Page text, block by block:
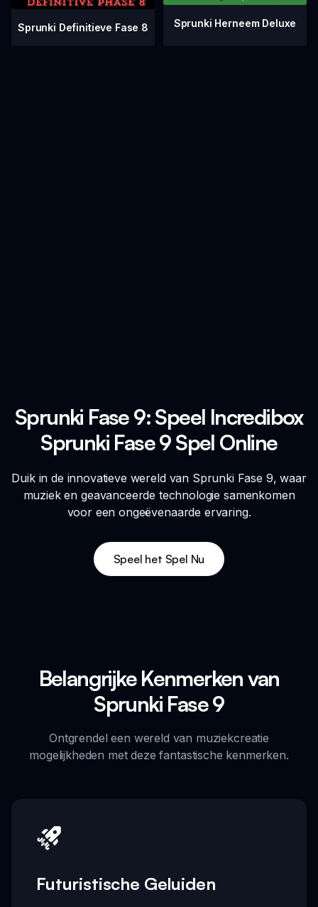
Sprunki Definitieve Fase 8 Sprunki Herneem Deluxe
Sprunki Fase 9: Speel Incredibox
Sprunki Fase 9 Spel Online
Duik in de innovatieve wereld van Sprunki Fase 9, waar
muziek en geavanceerde technologie samenkomen
voor een ongeëvenaarde ervaring.
Speel het Spel Nu
Belangrijke Kenmerken van
Sprunki Fase 9
Ontgrendel een wereld van muziekcreatie
mogelijkheden met deze fantastische kenmerken.
Futuristische Geluiden